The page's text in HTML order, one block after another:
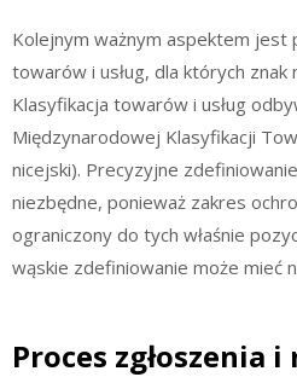
Kolejnym ważnym aspektem jest
towarów i usług, dla których znak
Klasyfikacja towarów i usług
Międzynarodowej Klasyfikacji
nicejski). Precyzyjne
niezbędne, ponieważ zakres
ograniczony do tych właśnie
wąskie zdefiniowanie może mieć
Proces zgłoszenia